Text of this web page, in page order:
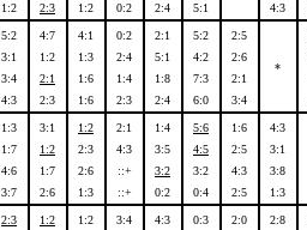
1:2
2:3
1:2
0:2
2:4
5:1
4:3
5:2
3:1
3:4
4:3
4:7
1:2
2:1
2:3
4:1
1:3
1:6
1:6
0:2
2:4
1:4
2:3
2:1
5:1
1:8
2:4
5:2
4:2
7:3
6:0
2:5
2:6
2:1
3:4
*
1:3
1:7
4:6
3:7
3:1
1:2
1:7
2:6
1:2
2:3
2:6
1:3
2:1
4:3
::+
::+
1:4
3:5
3:2
0:2
5:6
4:5
3:2
0:4
1:6
2:5
4:3
2:5
4:3
3:1
3:8
1:3
2:3
1:2
1:2
3:4
4:3
0:3
2:0
2:8